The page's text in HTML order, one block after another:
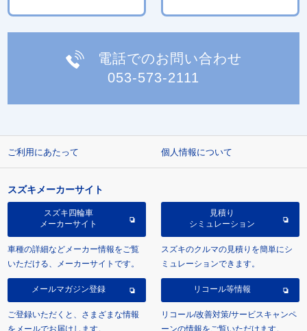
電話でのお問い合わせ
053-573-2111
ご利用にあたって 個人情報について
スズキメーカーサイト
スズキ四輪車
メーカーサイト
車種の詳細などメーカー情報をご覧
いただける、メーカーサイトです。
見積り
シミュレーション
スズキのクルマの見積りを簡単にシ
ミュレーションできます。
メールマガジン登録
ご登録いただくと、さまざまな情報
リコール等情報
リコール/改善対策/サービスキャンペ